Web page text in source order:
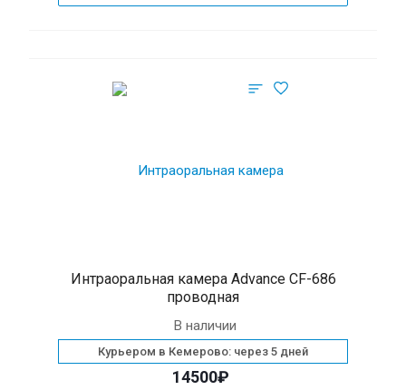
Интраоральная камера Advance CF-686
проводная
В наличии
Курьером в Кемерово: через 5 дней
14500₽